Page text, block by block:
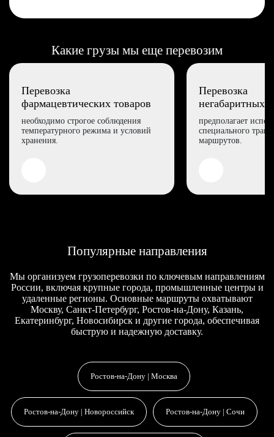
Какие грузы мы еще перевозим
Перевозка
фармацевтических товаров
необходимо строгое соблюдения
температурного режима и условий
хранения.
Перевозка
негабаритных
предполагает
специального
маршрутов.
Популярные направления
Мы организуем грузоперевозки по ключевым направлениям
России, включая крупные города, промышленные центры и
удаленные регионы. Основные маршруты охватывают
Москву, Санкт-Петербург, Ростов-на-Дону, Казань,
Екатеринбург, Новосибирск и другие города, обеспечивая
быструю и надежную доставку.
Ростов-на-Дону | Москва
Ростов-на-Дону | Новороссийск Ростов-на-Дону | Сочи